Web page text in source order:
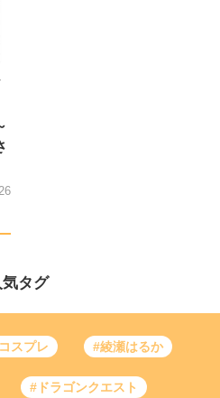
気タグ
スプレ #綾瀬はるか
#ドラゴンクエスト